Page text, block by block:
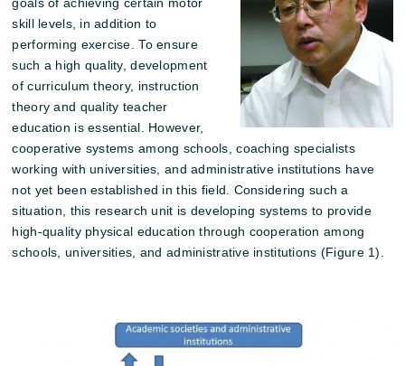
goals of achieving certain motor
skill levels, in addition to
performing exercise. To ensure
such a high quality, development
of curriculum theory, instruction
theory and quality teacher
education is essential. However,
cooperative systems among schools, coaching specialists
working with universities, and administrative institutions have
not yet been established in this field. Considering such a
situation, this research unit is developing systems to provide
high-quality physical education through cooperation among
schools, universities, and administrative institutions (Figure 1).